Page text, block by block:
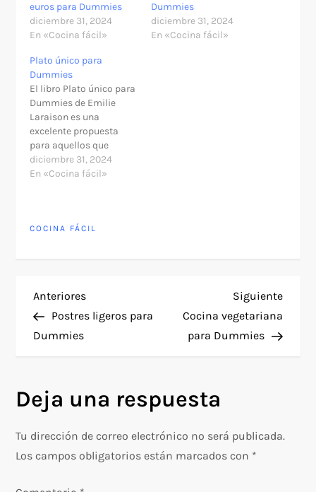
euros para Dummies
diciembre 31, 2024
En «Cocina fácil»
Dummies
diciembre 31, 2024
En «Cocina fácil»
Plato único para
Dummies
El libro Plato único para
Dummies de Emilie
Laraison es una
excelente propuesta
para aquellos que
desean adentrarse en el
mundo de la cocina sin
presenta como una
diciembre 31, 2024
En «Cocina fácil»
COCINA FÁCIL
N
a
e
g
a
Entrada
anterior
Anteriores
Postres ligeros para
Dummies
Siguiente
Cocina vegetariana
para Dummies
Deja una respuesta
Tu dirección de correo electrónico no será publicada.
Los campos obligatorios están marcados con *